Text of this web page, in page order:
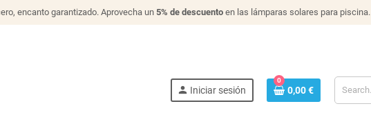
encanto garantizado. Aprovecha un 5% de descuentoen las lámparas solares para piscina.
person Iniciar sesión
0
0,00 €